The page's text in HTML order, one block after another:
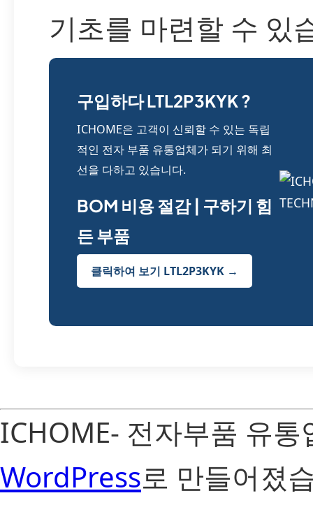
기초를 마련할 수 있
구입하다 LTL2P3KYK ?
ICHOME은 고객이 신뢰할 수 있는 독립
적인 전자 부품 유통업체가 되기 위해 최
선을 다하고 있습니다.
BOM 비용 절감 | 구하기 힘
든 부품
클릭하여 보기 LTL2P3KYK →
ICHOME- 전자부품 유
WordPress로 만들어졌